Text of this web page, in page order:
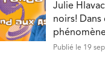
Julie
noirs!
Publié le 19